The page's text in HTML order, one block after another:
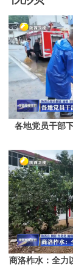
各地党员干部
商洛柞水：全力